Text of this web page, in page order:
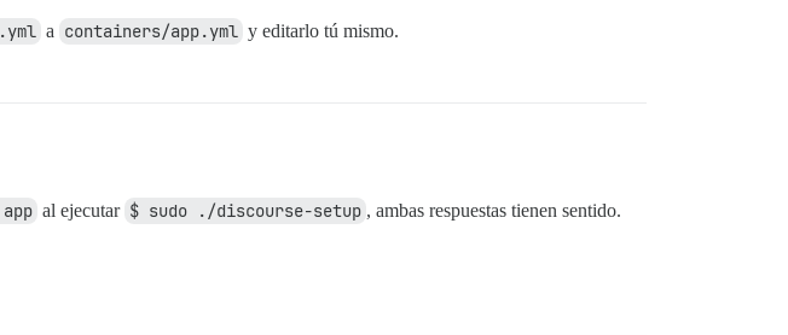
a containers/app.yml y editarlo tú mismo.
al ejecutar $ sudo ./discourse-setup , ambas respuestas tienen sentido.